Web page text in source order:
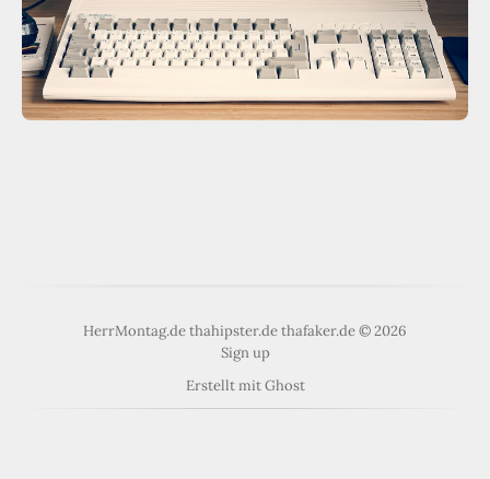
HerrMontag.de thahipster.de thafaker.de © 2026
Sign up
Erstellt mitGhost